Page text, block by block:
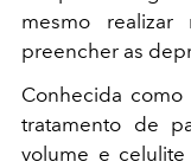
mesmo realizar
preencher as
Conhecida
tratamento de
volume e